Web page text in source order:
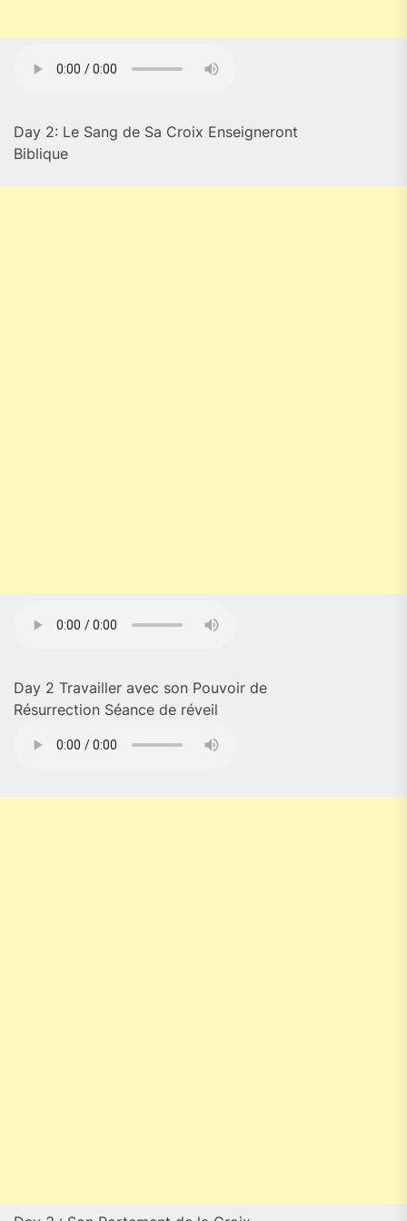
Day 2: Le Sang de Sa Croix Enseigneront
Biblique
Day 2 Travailler avec son Pouvoir de
Résurrection Séance de réveil